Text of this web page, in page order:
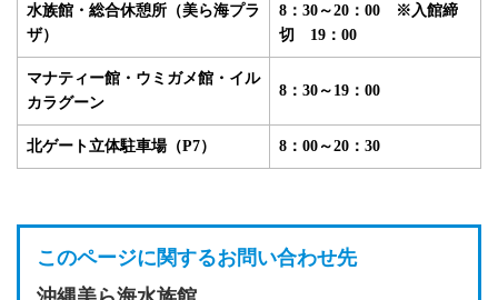
水族館・総合休憩所（美ら海プラ
ザ）
8：30～20：00 ※入館締
切 19：00
マナティー館・ウミガメ館・イル
カラグーン
8：30～19：00
北ゲート立体駐車場（P7） 8：00～20：30
このページに関するお問い合わせ先